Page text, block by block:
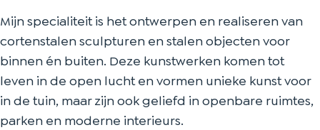
a
u
e
a
u
m
e
a
u
Mijn specialiteit is het ontwerpen en realiseren van
cortenstalen sculpturen en stalen objecten voor
binnen én buiten. Deze kunstwerken komen tot
leven in de open lucht en vormen unieke kunst voor
in de tuin, maar zijn ook geliefd in openbare ruimtes,
parken en moderne interieurs.